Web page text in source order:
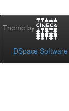
Theme by
DSpace Software